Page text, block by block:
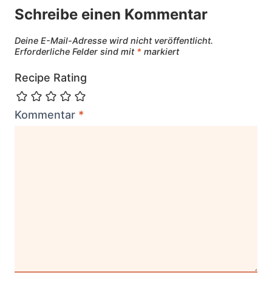
Schreibe einen Kommentar
Deine E-Mail-Adresse wird nicht veröffentlicht.
Erforderliche Felder sind mit * markiert
Recipe Rating
Kommentar *